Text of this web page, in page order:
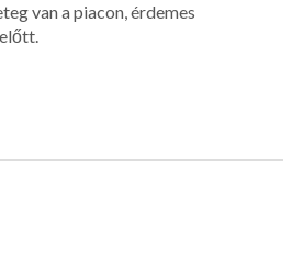
van a piacon, érdemes